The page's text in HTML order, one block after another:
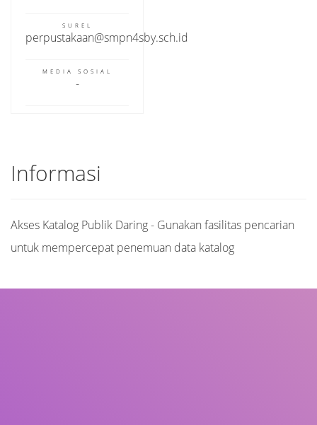
SUREL
perpustakaan@smpn4sby.sch.id
MEDIA SOSIAL
Informasi
Akses Katalog Publik Daring - Gunakan fasilitas pencarian
untuk mempercepat penemuan data katalog